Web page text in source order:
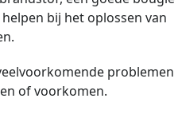
bij het oplossen van
problemen
of voorkomen.